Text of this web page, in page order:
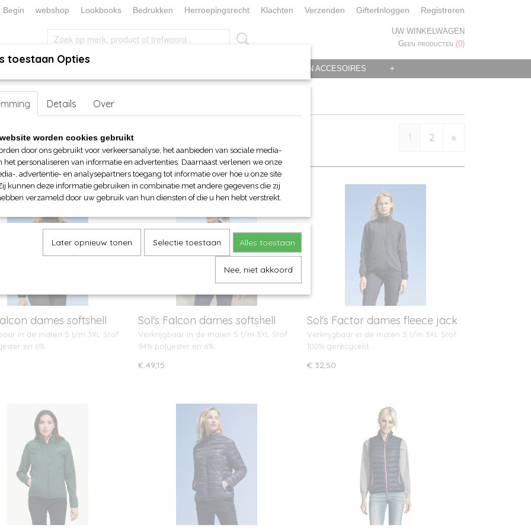
Begin webshop Lookbooks Bedrukken Herroepingsrecht Klachten Verzenden GiftenInloggen Registreren
UW WINKELWAGEN
Geen producten (0)
KERST/FEEST KLEDING EN ACCESOIRES +
en Bodywarmers
1 2 »
dames softshell
in de maten S t/m 3XL Stof:
en 6%…
Sol's Falcon dames softshell
bodywarmer
Verkrijgbaar in de maten S t/m 3XL Stof:
94% polyester en 6%…
€ 49,15
Sol's Factor dames fleece jack
Verkrijgbaar in de maten S t/m 3XL Stof:
100% gerecyceld…
€ 32,50
toestaan Opties
Details Over
worden cookies gebruikt
door ons gebruikt voor verkeersanalyse, het aanbieden van sociale media-
het personaliseren van informatie en advertenties. Daarnaast verlenen we onze
, advertentie- en analysepartners toegang tot informatie over hoe u onze site
kunnen deze informatie gebruiken in combinatie met andere gegevens die zij
verzameld door uw gebruik van hun diensten of die u hen hebt verstrekt.
Later opnieuw tonen Selectie toestaan Alles toestaan
Nee, niet akkoord